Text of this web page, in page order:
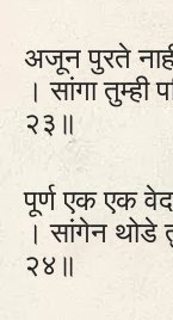
अजून पुरते
। सांगा तुम्ही
२३॥
पूर्ण एक एक
। सांगेन थोडे
२४॥